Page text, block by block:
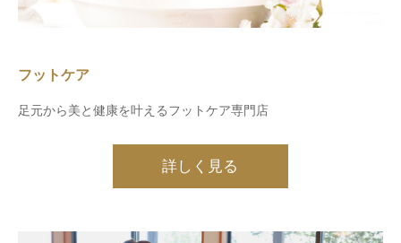
フットケア
足元から美と健康を叶えるフットケア専門店
詳しく見る